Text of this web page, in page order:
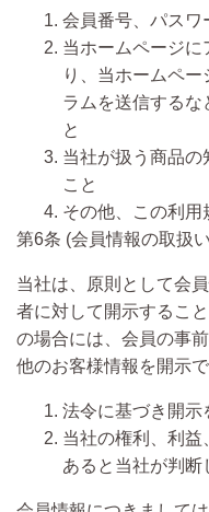
会員番号、パスワ
当ホームページに
り、当ホームペ
ラムを送信するな
と
当社が扱う商品の
こと
その他、この利用
第6条 (会員情報の取扱
当社は、原則として会
者に対して開示するこ
の場合には、会員の事
他のお客様情報を開示
法令に基づき開示
当社の権利、利
あると当社が判断